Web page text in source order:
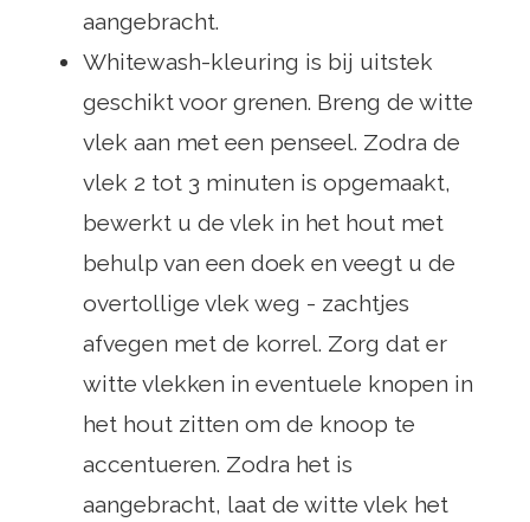
aangebracht.
Whitewash-kleuring is bij uitstek
geschikt voor grenen. Breng de witte
vlek aan met een penseel. Zodra de
vlek 2 tot 3 minuten is opgemaakt,
bewerkt u de vlek in het hout met
behulp van een doek en veegt u de
overtollige vlek weg - zachtjes
afvegen met de korrel. Zorg dat er
witte vlekken in eventuele knopen in
het hout zitten om de knoop te
accentueren. Zodra het is
aangebracht, laat de witte vlek het